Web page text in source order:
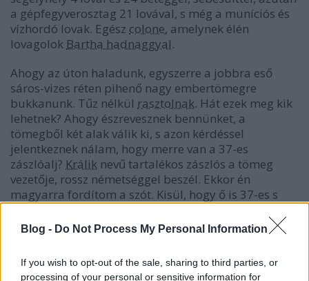
Blog - Do Not Process My Personal Information
If you wish to opt-out of the sale, sharing to third parties, or
processing of your personal or sensitive information for
a gépfegyverosztag 21 lovával, s még a muníciós és
vízhordó lovak. Egész colone, amelynek élén
lovagolok Bartha hadnaggyal.
Ahogy az úton haladunk, egyszerre a jobbra eső
sáros-vizes réten pihenő nagy embertömegre
bukkanunk. Tűz nélkül rasztolnak. Hát ezek meg kik
lehetnek? Ahogy észrevesznek bennünket, a
tömegből két alak válik ki, s azon kérdéssel
jelentkeznek nálam, hogy merre van a 37-es
zászlóalj? Králik nevű tartalékos zászlós a tömeg
vezetője, rossz németséggel beszél. Ekkor én
magyarra fordítom a szót. Kisül, hogy ő is 37-es s
három századot hoz magával egy33-as, egy 37-es és
6-os
ezredbelit. A három menetszázad 500
embert tesz ki. Meghökkenünk. Még csak ez
hiányzott. Akkor itt mégis csak készül valami. Lesz